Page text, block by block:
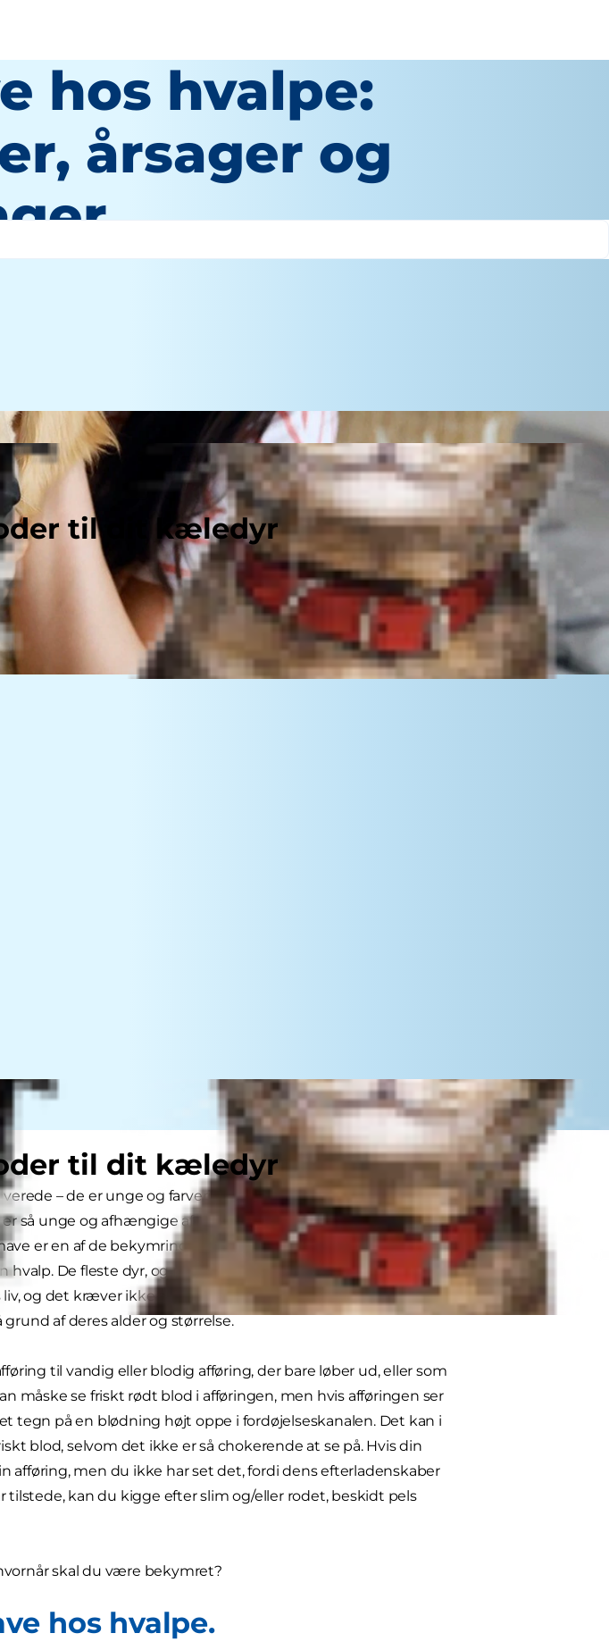
til dit kæledyr
til dit kæledyr
hos hvalpe:
årsager og
– de er unge og farverige og er en glæde at have
så unge og afhængige af dig, kan det være virkelig
er en af de bekymringer, som mange hundeejere støder på,
De fleste dyr, og mennesker for den sags skyld, får tynd
og det kræver ikke altid en tur til lægen, men hos små og
af deres alder og størrelse.
til vandig eller blodig afføring, der bare løber ud, eller som
måske se friskt rødt blod i afføringen, men hvis afføringen ser
tegn på en blødning højt oppe i fordøjelseskanalen. Det kan i
blod, selvom det ikke er så chokerende at se på. Hvis din
afføring, men du ikke har set det, fordi dens efterladenskaber
tilstede, kan du kigge efter slim og/eller rodet, beskidt pels
skal du være bekymret?
hos hvalpe.